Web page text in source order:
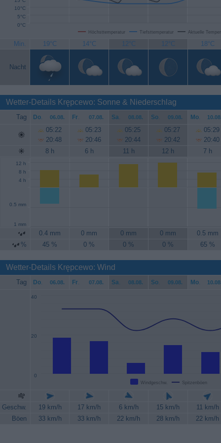
Höchsttemperatur Tiefsttemperatur Aktuelle
0°C
5°C
10°C
Min. 19°C 14°C 12°C 12°C 18°C
Nacht
Wetter-Details Krępcewo: Sonne & Niederschlag
Tag Do. 06.08. Fr. 07.08. Sa. 08.08. So. 09.08. Mo.
05:22
20:48
05:23
20:46
05:25
20:44
05:27
20:42
05:29
20:40
8 h
6 h 11 h 12 h 7 h
4 h
8 h
12 h
0.5 mm
1 mm
0.4 mm 0 mm 0 mm 0 mm
0.5 mm
%
45 % 0 % 0 % 0 % 65 %
Wetter-Details Krępcewo: Wind
Tag Do. 06.08. Fr. 07.08. Sa. 08.08. So. 09.08. Mo.
Windgeschw. Spitzenböen
0
20
40
Geschw. 19 km/h 17 km/h 6 km/h 15 km/h
11 km/h
Böen
33 km/h 33 km/h 22 km/h 28 km/h 22 km/h